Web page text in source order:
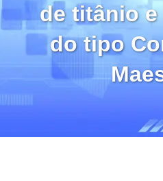
de titânio
do tipo